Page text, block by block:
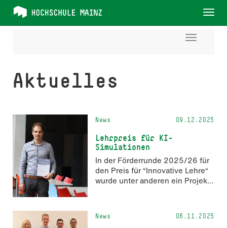
Toggle
Aktuelles
News 09.12.2025
Lehrpreis für KI-
Simulationen
In der Förderrunde 2025/26 für
den Preis für “Innovative Lehre“
wurde unter anderen ein Projekt
Geförderten.
News 06.11.2025